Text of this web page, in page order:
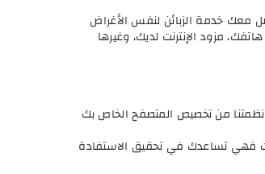
معك خدمة الزبائن لنفس الأغراض
مزود الإنترنت لديك، وغيرها
من تخصيص المتصفح الخاص بك
فهي تساعدك في تحقيق الاستفادة